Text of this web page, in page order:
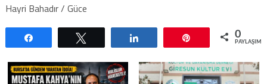
Hayri Bahadır / Güce
0